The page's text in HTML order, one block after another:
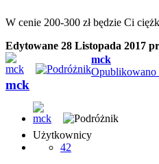
W cenie 200-300 zł będzie Ci
Edytowane 28 Listopada 2017
mck
Opublikowano
mck
Użytkownicy
42